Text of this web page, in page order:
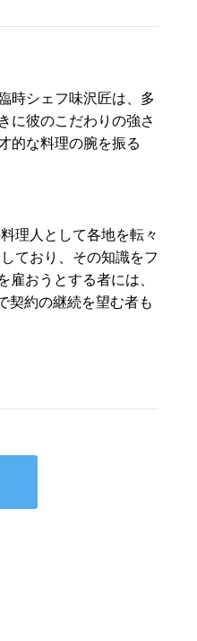
時シェフ味沢匠は、多
に彼のこだわりの強さ
的な料理の腕を振る
理人として各地を転々
ており、その知識をフ
おうとする者には、
契約の継続を望む者も